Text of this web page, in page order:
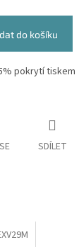
do košíku
pokrytí tiskem
SDÍLET